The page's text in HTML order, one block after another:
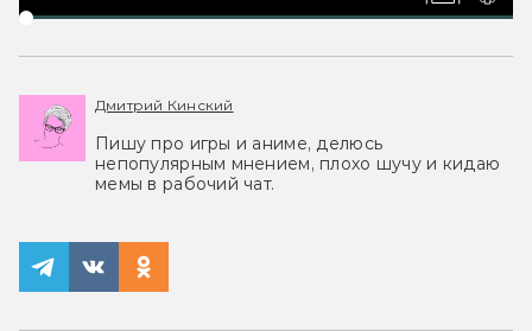
Дмитрий Кинский
Пишу про игры и аниме, делюсь
непопулярным мнением, плохо шучу и кидаю
мемы в рабочий чат.